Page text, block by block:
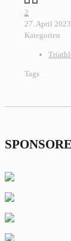
2
27. April 2023
Kategorien
Tags